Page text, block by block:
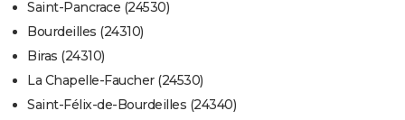
Saint-Pancrace (24530)
Bourdeilles (24310)
Biras (24310)
La Chapelle-Faucher (24530)
Saint-Félix-de-Bourdeilles (24340)